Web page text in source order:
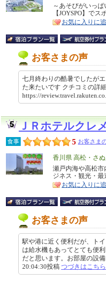
リ
ア
特
徴
～あそびがいっ
【JOYSPO】で
お気に入りに
お客さまの声
七月終わりの酷暑でしたが
た来たいです クチコミの
https://
ＪＲホテルクレ
食事 5 お客さま
エ
リ
ア
香川県 高松・さ
特
徴
瀬戸内海や高松
ジネス・観光・最
お気に入りに
お客さまの声
駅や港に近く便利だが、ト
は給水機もあってとても便
だと思います。お部屋の設
20:04:30投稿 つづきはこちら